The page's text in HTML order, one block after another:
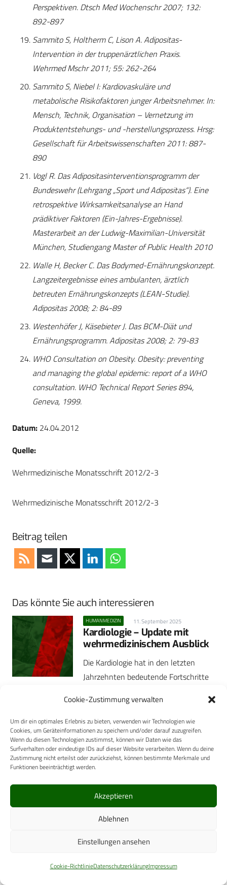
Cookie-Zustimmung verwalten
Um dir ein optimales Erlebnis zu bieten, verwenden wir Technologien wie
Cookies, um Geräteinformationen zu speichern und/oder darauf zuzugreifen.
Wenn du diesen Technologien zustimmst, können wir Daten wie das
Surfverhalten oder eindeutige IDs auf dieser Website verarbeiten. Wenn du deine
Zustimmung nicht erteilst oder zurückziehst, können bestimmte Merkmale und
Funktionen beeinträchtigt werden.
Akzeptieren
Ablehnen
Einstellungen ansehen
Cookie-RichtlinieDatenschutzerklärungImpressum
Perspektiven. Dtsch Med Wochenschr 2007; 132:
892-897
Sammito S, Holtherm C, Lison A. Adipositas-
Intervention in der truppenärztlichen Praxis.
Wehrmed Mschr 2011; 55: 262-264
Sammito S, Niebel I: Kardiovaskuläre und
metabolische Risikofaktoren junger Arbeitsnehmer. In:
Mensch, Technik, Organisation – Vernetzung im
Produktentstehungs- und -herstellungsprozess. Hrsg:
Gesellschaft für Arbeitswissenschaften 2011: 887-
890
Vogl R. Das Adipositasinterventionsprogramm der
Bundeswehr (Lehrgang „Sport und Adipositas“). Eine
retrospektive Wirksamkeitsanalyse an Hand
prädiktiver Faktoren (Ein-Jahres-Ergebnisse).
Masterarbeit an der Ludwig-Maximilian-Universität
München, Studiengang Master of Public Health 2010
Walle H, Becker C. Das Bodymed-Ernährungskonzept.
Langzeitergebnisse eines ambulanten, ärztlich
betreuten Ernährungskonzepts (LEAN-Studie).
Adipositas 2008; 2: 84-89
Westenhöfer J, Käsebieter J. Das BCM-Diät und
Ernährungsprogramm. Adipositas 2008; 2: 79-83
WHO Consultation on Obesity. Obesity: preventing
and managing the global epidemic: report of a WHO
consultation. WHO Technical Report Series 894,
Geneva, 1999.
Datum: 24.04.2012
Quelle:
Wehrmedizinische Monatsschrift 2012/2-3
Wehrmedizinische Monatsschrift 2012/2-3
Beitrag teilen
Das könnte Sie auch interessieren
HUMANMEDIZIN 11. September 2025
Kardiologie – Update mit
wehrmedizinischem Ausblick
Die Kardiologie hat in den letzten
Jahrzehnten bedeutende Fortschritte
Behandlung von Herz-Kreislauf-
Erkrankungen gemacht, was auch für
die Gesundheit von Soldaten…
Mehr
Force Health Protection in der
Landes- und
Bündnisverteidigung: „Die
Erkrankungsgruppen – was ist
Infektionserkrankungen sind